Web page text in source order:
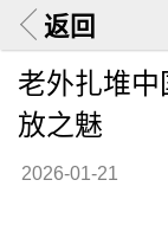
返回
老外扎堆
放之魅
2026-01-21